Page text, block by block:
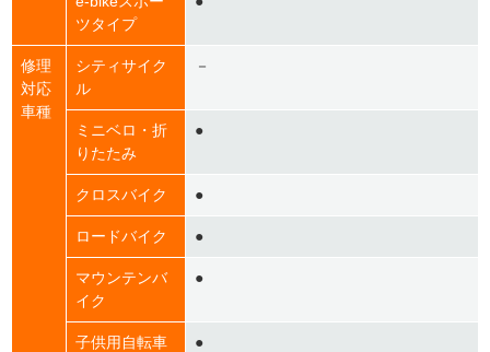
ツタイプ
修理
対応
車種
シティサイク
ル
－
ミニベロ・折
りたたみ
●
クロスバイク ●
ロードバイク ●
マウンテンバ
イク
●
子供用自転車 ●